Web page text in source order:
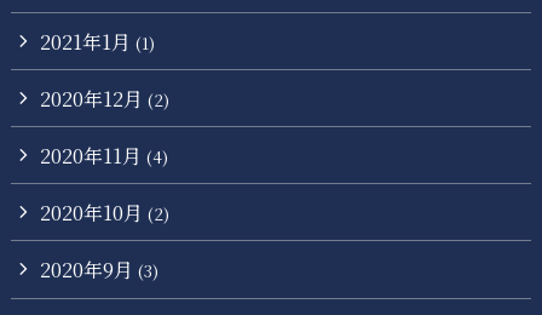
2021年1月 (1)
2020年12月 (2)
2020年11月 (4)
2020年10月 (2)
2020年9月 (3)